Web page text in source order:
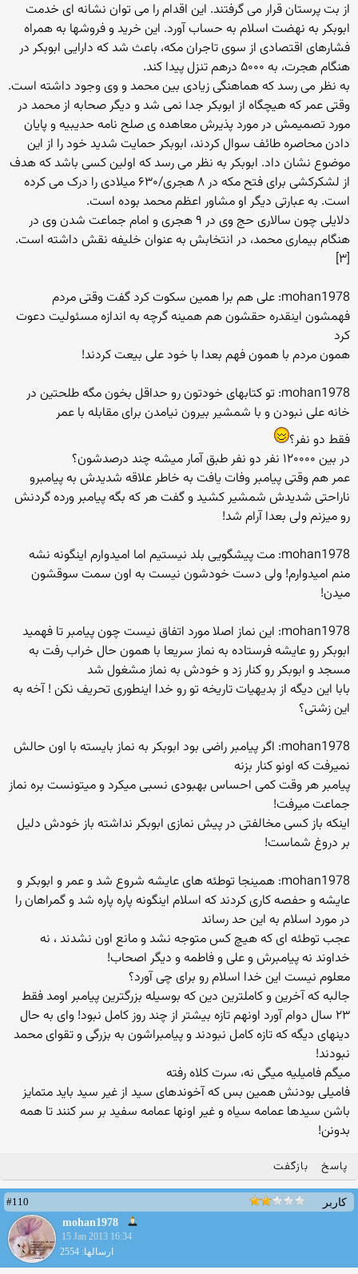
از بت پرستان قرار می گرفتند. این اقدام را می توان نشانه ای خدمت
ابوبکر به نهضت اسلام به حساب آورد. این خرید و فروشها به همراه
فشارهای اقتصادی از سوی تاجران مکه، باعث شد که دارایی ابوبکر در
هنگام هجرت، به ۵۰۰۰ درهم تنزل پیدا کند.
به نظر می رسد که هماهنگی زیادی بین محمد و وی وجود داشته است.
وقتی عمر که هیچگاه از ابوبکر جدا نمی شد و دیگر صحابه از محمد در
مورد تصمیمش در مورد پذیرش معاهده ی صلح نامه حدیبیه و پایان
دادن محاصره طائف سوال کردند، ابوبکر حمایت شدید خود را از این
موضوع نشان داد. ابوبکر به نظر می رسد که اولین کسی باشد که هدف
از لشکرکشی برای فتح مکه در ۸ هجری/۶۳۰ میلادی را درک می کرده
است. به عبارتی دیگر او مشاور اعظم محمد بوده است.
دلایلی چون سالاری حج وی در ۹ هجری و امام جماعت شدن وی در
هنگام بیماری محمد، در انتخابش به عنوان خلیفه نقش داشته است.
[۳]
mohan1978: علی هم برا همین سکوت کرد گفت وقتی مردم
فهمشون اینقدره حقشون هم همینه گرچه به اندازه مسئولیت دعوت
کرد
همون مردم با همون فهم بعدا با خود علی بیعت کردند!
mohan1978: تو کتابهای خودتون رو حداقل بخون مگه طلحتین در
خانه علی نبودن و با شمشیر بیرون نیامدن برای مقابله با عمر
فقط دو نفر؟
در بین ۱۲۰۰۰۰ نفر دو نفر طبق آمار میشه چند درصدشون؟
عمر هم وقتی پیامبر وفات یافت به خاطر علاقه شدیدش به پیامبرو
ناراحتی شدیدش شمشیر کشید و گفت هر که بگه پیامبر ورده گردنش
رو میزنم ولی بعدا آرام شد!
mohan1978: مت پیشگویی بلد نیستیم اما امیدوارم اینگونه نشه
منم امیدوارم! ولی دست خودشون نیست به اون سمت سوقشون
میدن!
mohan1978: این نماز اصلا مورد اتفاق نیست چون پیامبر تا فهمید
ابوبکر رو عایشه فرستاده به نماز سریعا با همون حال خراب رفت به
مسجد و ابوبکر رو کنار زد و خودش به نماز مشغول شد
بابا این دیگه از بدیهیات تاریخه تو رو خدا اینطوری تحریف نکن ! آخه به
این زشتی؟
mohan1978: اگر پیامبر راضی بود ابوبکر به نماز بایسته با اون حالش
نمیرفت که اونو کنار بزنه
پیامبر هر وقت کمی احساس بهبودی نسبی میکرد و میتونست بره نماز
جماعت میرفت!
اینکه باز کسی مخالفتی در پیش نمازی ابوبکر نداشته باز خودش دلیل
بر دروغ شماست!
mohan1978: همینجا توطئه های عایشه شروع شد و عمر و ابوبکر و
عایشه و حفصه کاری کردند که اسلام اینگونه پاره پاره شد و گمراهان را
در مورد اسلام به این حد رساند
عجب توطئه ای که هیچ کس متوجه نشد و مانع اون نشدند ، نه
خداوند نه پیامبرش و علی و فاطمه و دیگر اصحاب!
معلوم نیست این خدا اسلام رو برای چی آورد؟
جالبه که آخرین و کاملترین دین که بوسیله بزرگترین پیامبر اومد فقط
۲۳ سال دوام آورد اونهم تازه بیشتر از چند روز کامل نبود! وای به حال
دینهای دیگه که تازه کامل نبودند و پیامبراشون به بزرگی و تقوای محمد
نبودند!
میگم فامیلیه میگی نه، سرت کلاه رفته
فامیلی بودنش همین بس که آخوندهای سید از غیر سید باید متمایز
باشن سیدها عمامه سیاه و غیر اونها عمامه سفید بر سر کنند تا همه
بدونن!
پاسخ بازگفت
کاربر
#110
mohan1978
15 Jan 2013 16:34
ارسالها: 2554